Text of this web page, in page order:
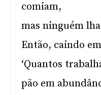
comiam,
mas ninguém
Então, caindo
‘Quantos
pão em